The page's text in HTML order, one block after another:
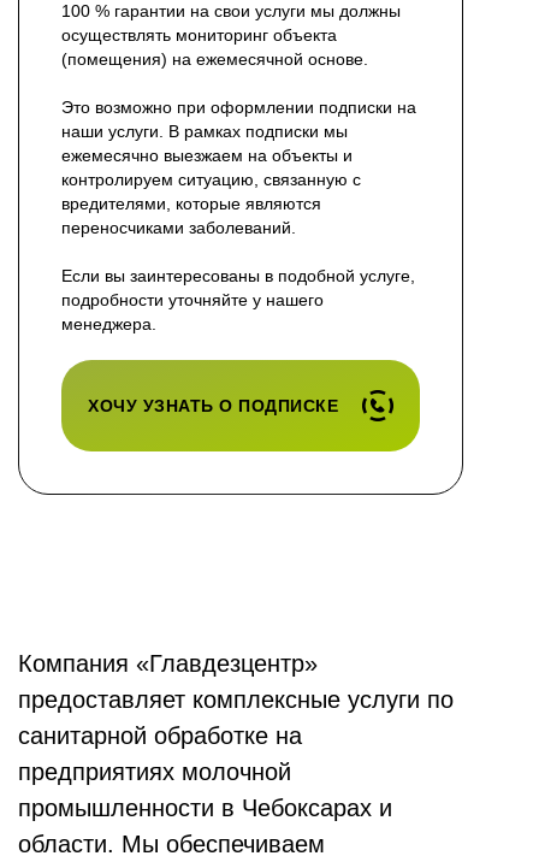
100 % гарантии на свои услуги мы должны
осуществлять мониторинг объекта
(помещения) на ежемесячной основе.
Это возможно при оформлении подписки на
наши услуги. В рамках подписки мы
ежемесячно выезжаем на объекты и
контролируем ситуацию, связанную с
вредителями, которые являются
переносчиками заболеваний.
Если вы заинтересованы в подобной услуге,
подробности уточняйте у нашего
менеджера.
ХОЧУ УЗНАТЬ О ПОДПИСКЕ
Компания «Главдезцентр»
предоставляет комплексные услуги по
санитарной обработке на
предприятиях молочной
промышленности в Чебоксарах и
области. Мы обеспечиваем